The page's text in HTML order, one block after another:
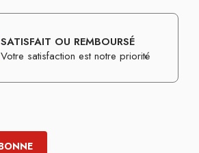
SATISFAIT OU REMBOURSÉ
Votre satisfaction est notre priorité